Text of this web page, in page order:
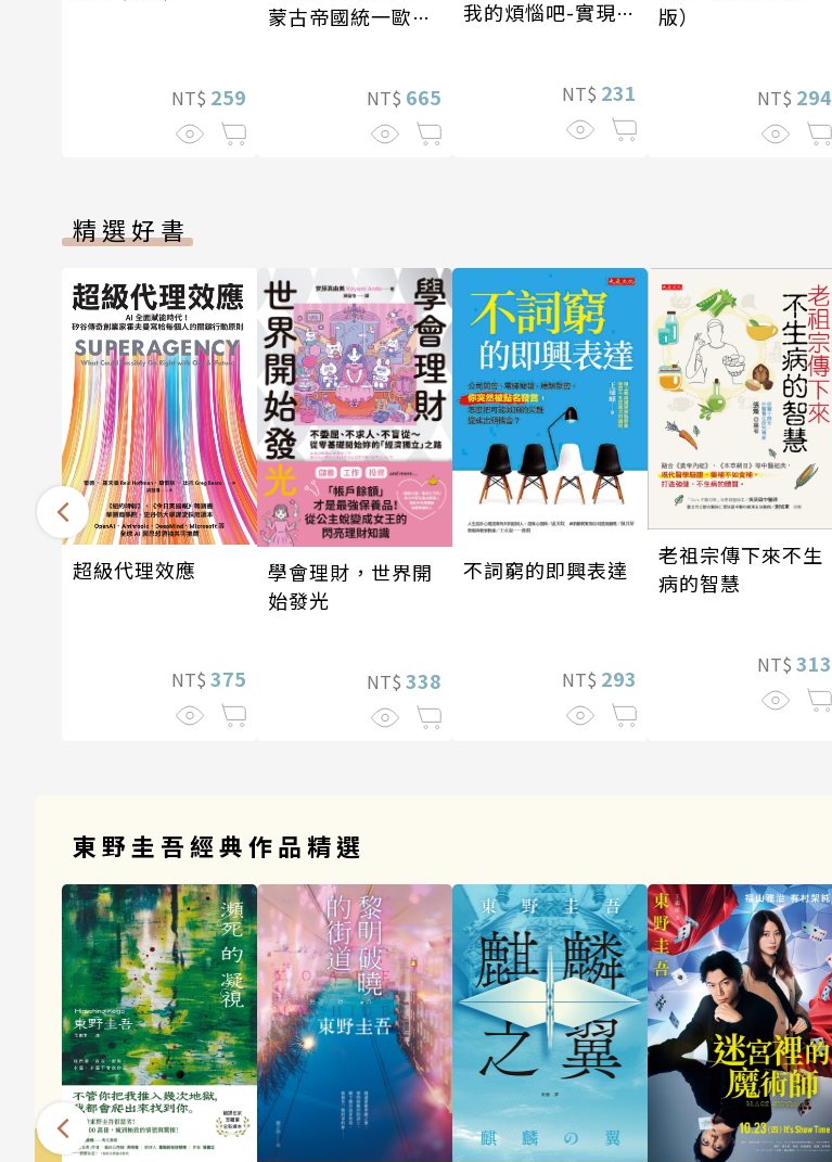
NT$ 259
蒙古帝國統一歐亞
NT$ 665
我的煩惱吧-實現自
NT$ 231
版）
NT$ 294
精選好書
超級代理效應
NT$ 375
學會理財，世界開
始發光
NT$ 338
不詞窮的即興表達
NT$ 293
老祖宗傳下來不生
病的智慧
NT$ 313
東野圭吾經典作品精選